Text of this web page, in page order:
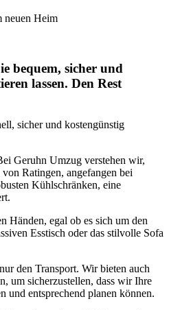
neuen Heim
bequem, sicher und
lassen. Den Rest
sicher und kostengünstig
Geruhn Umzug verstehen wir,
Ratingen, angefangen bei
Kühlschränken, eine
Händen, egal ob es sich um den
Esstisch oder das stilvolle Sofa
den Transport. Wir bieten auch
um sicherzustellen, dass wir Ihre
und entsprechend planen können.